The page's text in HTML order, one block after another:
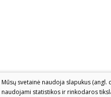
Mūsų svetainė naudoja slapukus (angl.
naudojami statistikos ir rinkodaros